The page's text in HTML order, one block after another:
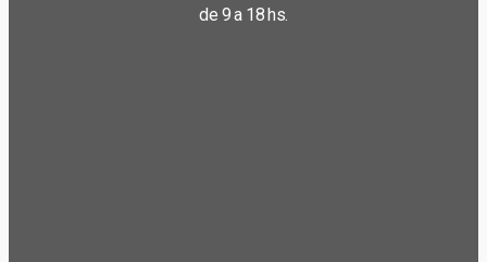
de 9 a 18 hs.